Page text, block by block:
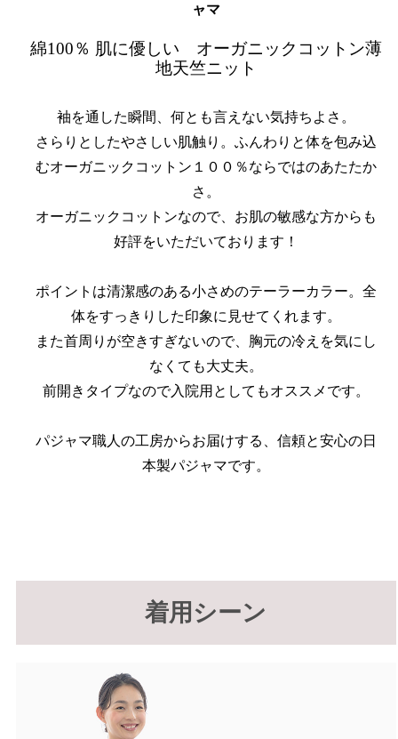
ャマ
綿100％ 肌に優しい オーガニックコットン薄
地天竺ニット
袖を通した瞬間、何とも言えない気持ちよさ。
さらりとしたやさしい肌触り。ふんわりと体を包み込
むオーガニックコットン１００％ならではのあたたか
さ。
オーガニックコットンなので、お肌の敏感な方からも
好評をいただいております！
ポイントは清潔感のある小さめのテーラーカラー。全
体をすっきりした印象に見せてくれます。
また首周りが空きすぎないので、胸元の冷えを気にし
なくても大丈夫。
前開きタイプなので入院用としてもオススメです。
パジャマ職人の工房からお届けする、信頼と安心の日
本製パジャマです。
着用シーン